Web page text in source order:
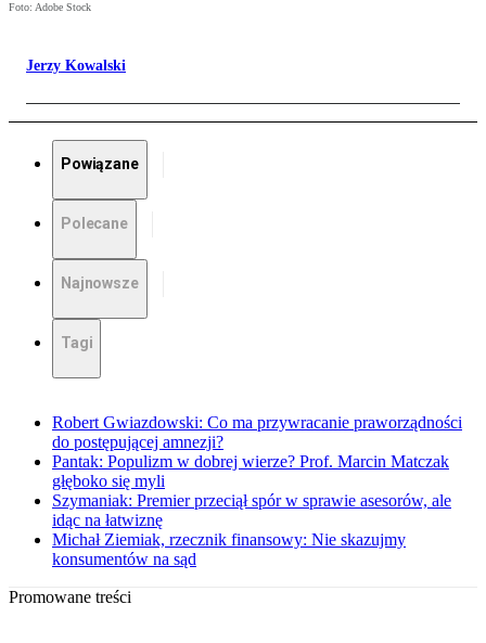
Foto: Adobe Stock
Jerzy Kowalski
Powiązane
Polecane
Najnowsze
Tagi
Robert Gwiazdowski: Co ma przywracanie praworządności
do postępującej amnezji?
Pantak: Populizm w dobrej wierze? Prof. Marcin Matczak
głęboko się myli
Szymaniak: Premier przeciął spór w sprawie asesorów, ale
idąc na łatwiznę
Michał Ziemiak, rzecznik finansowy: Nie skazujmy
konsumentów na sąd
Promowane treści